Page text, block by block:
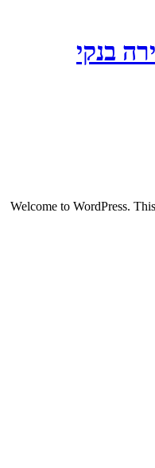
בנקי
Welcome to WordPress.